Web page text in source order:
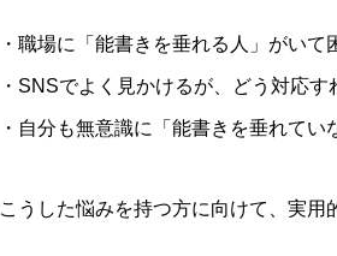
・職場に「能書きを垂れる人」がいて
・SNSでよく見かけるが、どう対応
・自分も無意識に「能書きを垂れてい
こうした悩みを持つ方に向けて、実用